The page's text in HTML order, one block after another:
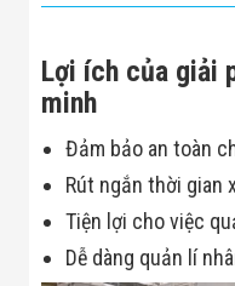
Lợi ích của giải
minh
Đảm bảo an toàn
Rút ngắn thời gian
Tiện lợi cho việc
Dễ dàng quản lí